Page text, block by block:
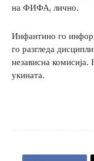
на ФИФА, лично.
Инфантино го
го разгледа
независна комисија.
укината.